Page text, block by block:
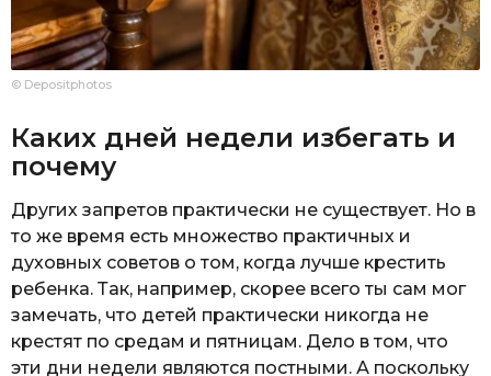
© Depositphotos
Каких дней недели избегать и
почему
Других запретов практически не существует. Но в
то же время есть множество практичных и
духовных советов о том, когда лучше крестить
ребенка. Так, например, скорее всего ты сам мог
замечать, что детей практически никогда не
крестят по средам и пятницам. Дело в том, что
эти дни недели являются постными. А поскольку